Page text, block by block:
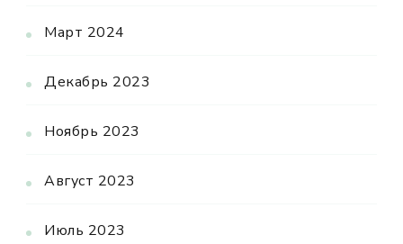
Март 2024
Декабрь 2023
Ноябрь 2023
Август 2023
Июль 2023